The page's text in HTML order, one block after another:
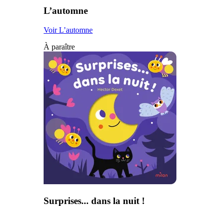
L’automne
Voir L’automne
À paraître
Surprises... dans la nuit !